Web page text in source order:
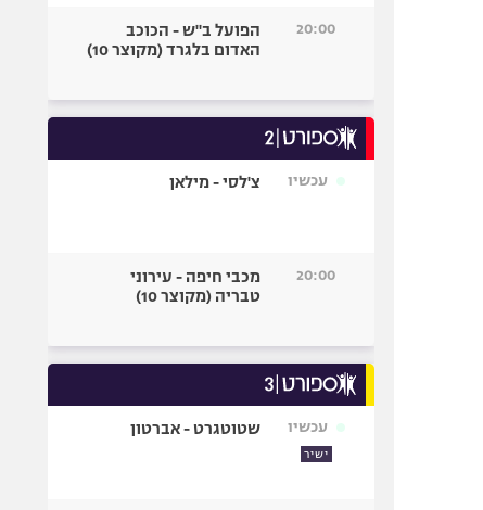
20:00
הפועל ב"ש - הכוכב
האדום בלגרד (מקוצר 10)
עכשיו צ'לסי - מילאן
20:00
מכבי חיפה - עירוני
טבריה (מקוצר 10)
עכשיו
ישיר
שטוטגרט - אברטון